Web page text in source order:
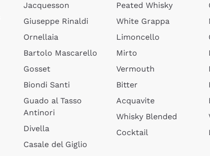
Jacquesson
Giuseppe Rinaldi
Ornellaia
Bartolo Mascarello
Gosset
Biondi Santi
Guado al Tasso
Antinori
Divella
Casale del Giglio
Peated Whisky
White Grappa
Limoncello
Mirto
Vermouth
Bitter
Acquavite
Whisky Blended
Cocktail